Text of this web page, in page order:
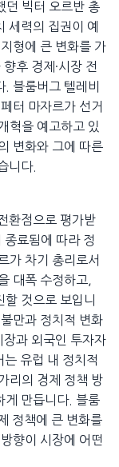
빅터 오르반 총
세력의 집권이 예
형에 큰 변화를 가
후 경제·시장 전
블룸버그 텔레비
터 마자르가 선거
혁을 예고하고 있
변화와 그에 따른
니다.
환점으로 평가받
료됨에 따라 정
가 차기 총리로서
대폭 수정하고,
것으로 보입니
만과 정치적 변화
장과 외국인 투자자
유럽 내 정치적
리의 경제 정책 방
게 만듭니다. 블룸
정책에 큰 변화를
향이 시장에 어떤